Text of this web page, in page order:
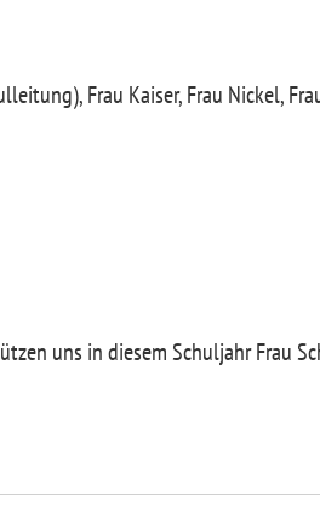
Frau Kaiser, Frau Nickel,
uns in diesem Schuljahr Frau